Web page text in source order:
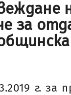
за
г. за